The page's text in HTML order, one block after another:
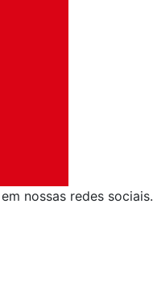
nossas redes sociais.